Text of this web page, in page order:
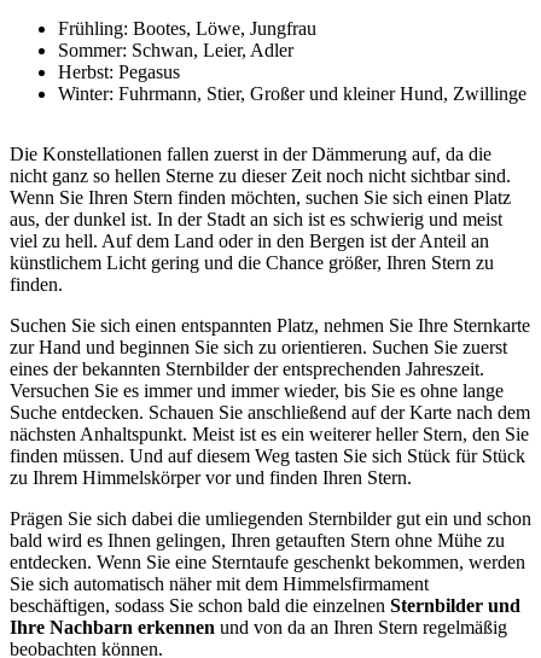
Frühling: Bootes, Löwe, Jungfrau
Sommer: Schwan, Leier, Adler
Herbst: Pegasus
Winter: Fuhrmann, Stier, Großer und kleiner Hund, Zwillinge
Die Konstellationen fallen zuerst in der Dämmerung auf, da die
nicht ganz so hellen Sterne zu dieser Zeit noch nicht sichtbar sind.
Wenn Sie Ihren Stern finden möchten, suchen Sie sich einen Platz
aus, der dunkel ist. In der Stadt an sich ist es schwierig und meist
viel zu hell. Auf dem Land oder in den Bergen ist der Anteil an
künstlichem Licht gering und die Chance größer, Ihren Stern zu
finden.
Suchen Sie sich einen entspannten Platz, nehmen Sie Ihre Sternkarte
zur Hand und beginnen Sie sich zu orientieren. Suchen Sie zuerst
eines der bekannten Sternbilder der entsprechenden Jahreszeit.
Versuchen Sie es immer und immer wieder, bis Sie es ohne lange
Suche entdecken. Schauen Sie anschließend auf der Karte nach dem
nächsten Anhaltspunkt. Meist ist es ein weiterer heller Stern, den Sie
finden müssen. Und auf diesem Weg tasten Sie sich Stück für Stück
zu Ihrem Himmelskörper vor und finden Ihren Stern.
Prägen Sie sich dabei die umliegenden Sternbilder gut ein und schon
bald wird es Ihnen gelingen, Ihren getauften Stern ohne Mühe zu
entdecken. Wenn Sie eine Sterntaufe geschenkt bekommen, werden
Sie sich automatisch näher mit dem Himmelsfirmament
beschäftigen, sodass Sie schon bald die einzelnen Sternbilder und
Ihre Nachbarn erkennen und von da an Ihren Stern regelmäßig
beobachten können.